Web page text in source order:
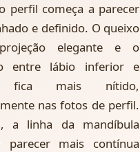
perfil começa a parecer
e definido. O queixo
elegante e o
entre lábio inferior e
fica mais nítido,
nas fotos de perfil.
a linha da mandíbula
parecer mais contínua